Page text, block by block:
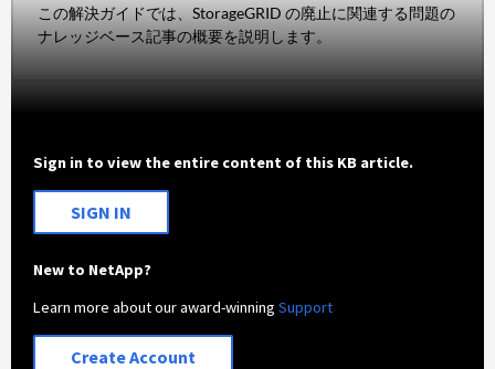
この解決ガイドでは、StorageGRID の廃止に関連する問題の
ナレッジベース記事の概要を説明します。
Sign in to view the entire content of this KB article.
SIGN IN
New to NetApp?
Learn more about our award-winningSupport
Create Account